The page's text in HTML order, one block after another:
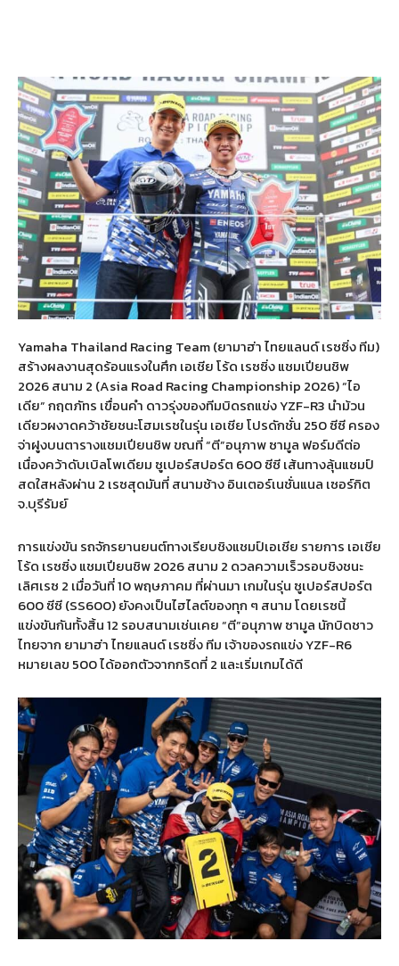
Yamaha Thailand Racing Team (ยามาฮ่า ไทยแลนด์ เรซซิ่ง ทีม)
สร้างผลงานสุดร้อนแรงในศึก เอเชีย โร้ด เรซซิ่ง แชมเปียนชิพ
2026สนาม 2 (Asia Road Racing Championship 2026) “ไอ
เดีย”กฤตภัทร เขื่อนคำ ดาวรุ่งของทีมบิดรถแข่งYZF-R3 นำม้วน
เดียวผงาดคว้าชัยชนะโฮมเรซในรุ่น เอเชีย โปรดักชั่น 250ซีซี ครอง
จ่าฝูงบนตารางแชมเปียนชิพ ขณที่“ตี”​อนุภาพ ซามูล ฟอร์มดีต่อ
เนื่องคว้าดับเบิลโพเดียม ซูเปอร์สปอร์ต 600ซีซี เส้นทางลุ้นแชมป์
สดใสหลังผ่าน 2 เรซสุดมันที่ สนามช้าง อินเตอร์เนชั่นแนล เซอร์กิต
จ.บุรีรัมย์
การแข่งขัน รถจักรยานยนต์ทางเรียบชิงแชมป์เอเชีย รายการ เอเชีย
โร้ด เรซซิ่ง แชมเปียนชิพ2026สนาม 2 ดวลความเร็วรอบชิงชนะ
เลิศเรซ 2 เมื่อวันที่10พฤษภาคม ที่ผ่านมา เกมในรุ่น ซูเปอร์สปอร์ต
600ซีซี(SS600)ยังคงเป็นไฮไลต์ของทุก ๆ สนาม โดยเรซนี้
แข่งขันกันทั้งสิ้น12 รอบสนามเช่นเคย“ตี”​อนุภาพ ซามูล นักบิดชาว
ไทยจาก ยามาฮ่า ไทยแลนด์ เรซซิ่ง ทีม เจ้าของรถแข่งYZF-R6
หมายเลข 500ได้ออกตัวจากกริดที่2 และเริ่มเกมได้ดี